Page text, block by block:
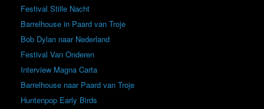
Festival Stille Nacht
Barrelhouse in Paard van Troje
Bob Dylan naar Nederland
Festival Van Onderen
Interview Magna Carta
Barrelhouse naar Paard van Troje
Huntenpop Early Birds